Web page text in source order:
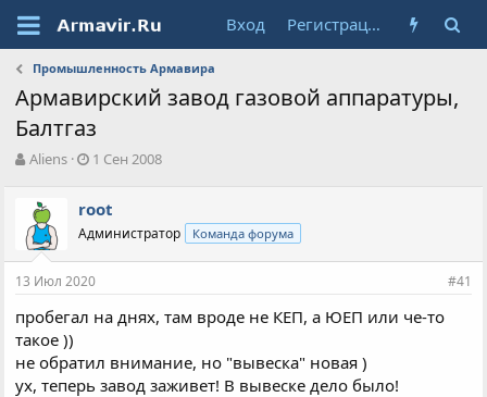
Вход Регистрация
Промышленность Армавира
Армавирский завод газовой аппаратуры,
Балтгаз
А
о
р
т
е
ы
Aliens
Д
а
н
ч
л
1 Сен 2008
root
Администратор Команда форума
13 Июл 2020 #41
пробегал на днях, там вроде не КЕП, а ЮЕП или че-то
такое ))
не обратил внимание, но "вывеска" новая )
ух, теперь завод заживет! В вывеске дело было!